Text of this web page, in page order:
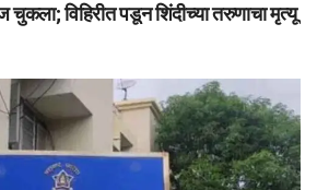
चुकला; विहिरीत पडून शिंदीच्या तरुणाचा मृत्यू